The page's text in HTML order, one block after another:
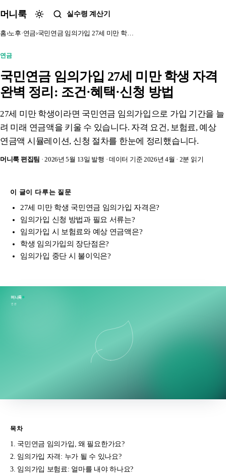
머니룩 실수령 계산기
홈›노후·연금›국민연금 임의가입 27세 미만 학…
연금
국민연금 임의가입 27세 미만 학생 자격
완벽 정리: 조건·혜택·신청 방법
27세 미만 학생이라면 국민연금 임의가입으로 가입 기간을 늘
려 미래 연금액을 키울 수 있습니다. 자격 요건, 보험료, 예상
연금액 시뮬레이션, 신청 절차를 한눈에 정리했습니다.
머니룩 편집팀 · 2026년 5월 13일 발행 · 데이터 기준 2026년 4월 · 2분 읽기
이 글이 다루는 질문
27세 미만 학생 국민연금 임의가입 자격은?
임의가입 신청 방법과 필요 서류는?
임의가입 시 보험료와 예상 연금액은?
학생 임의가입의 장단점은?
임의가입 중단 시 불이익은?
머니룩
연금
목차
국민연금 임의가입, 왜 필요한가요?
임의가입 자격: 누가 될 수 있나요?
임의가입 보험료: 얼마를 내야 하나요?